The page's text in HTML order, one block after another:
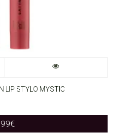
LIP STYLO MYSTIC
€